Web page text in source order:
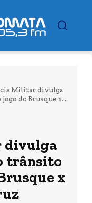
Militar divulga
do Brusque x...
divulga
trânsito
x